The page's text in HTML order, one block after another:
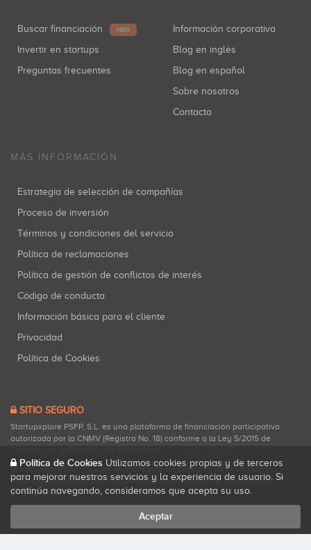
Buscar financiación NEW
Invertir en startups
Preguntas frecuentes
Información corporativa
Blog en inglés
Blog en español
Sobre nosotros
Contacto
MÁS INFORMACIÓN
Estrategia de selección de compañías
Proceso de inversión
Términos y condiciones del servicio
Política de reclamaciones
Política de gestión de conflictos de interés
Código de conducta
Información básica para el cliente
Privacidad
Política de Cookies
SITIO SEGURO
Startupxplore PSFP, S.L. es una plataforma de financiación participativa
autorizada por la CNMV (Registro No. 18) conforme a la Ley 5/2015 de
Startupxplore PSFP, S.L. es un Proveedor de Servicios de Financiación
Participativa registrado en la CNMV para actividades de financiación
participativa.
Política de Cookies Utilizamos cookies propias y de terceros
para mejorar nuestros servicios y la experiencia de usuario. Si
continúa navegando, consideramos que acepta su uso.
Aceptar